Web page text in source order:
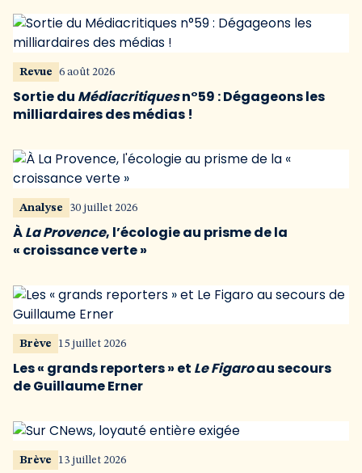
Revue 6 août 2026
Sortie du Médiacritiquesn°59 : Dégageons les
milliardaires des médias !
Analyse 30 juillet 2026
ÀLa Provence, l’écologie au prisme de la
« croissance verte »
Brève 15 juillet 2026
Les « grands reporters » et Le Figaroau secours
de Guillaume Erner
Brève 13 juillet 2026